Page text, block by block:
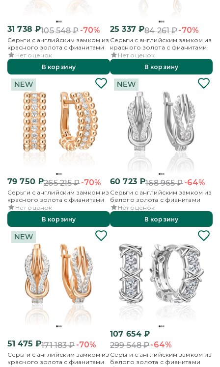
31 738 ₽105 548₽-70%
Серьги с английским замком из
красного золота с фианитами
Нет оценок
В корзину
25 337₽84 261₽-70%
Серьги с английским замком из
красного золота с фианитами
Нет оценок
В корзину
79 750₽265 215₽-70%
Серьги с английским замком из
красного золота с фианитами
Нет оценок
В корзину
60 723₽168 965₽-64%
Серьги с английским замком из
белого золота с фианитами
Нет оценок
В корзину
51 475 ₽171 183₽-70%
Серьги с английским замком из
красного золота с фианитами
107 654 ₽
299 548₽-64%
Серьги с английским замком из
белого золота с фианитами